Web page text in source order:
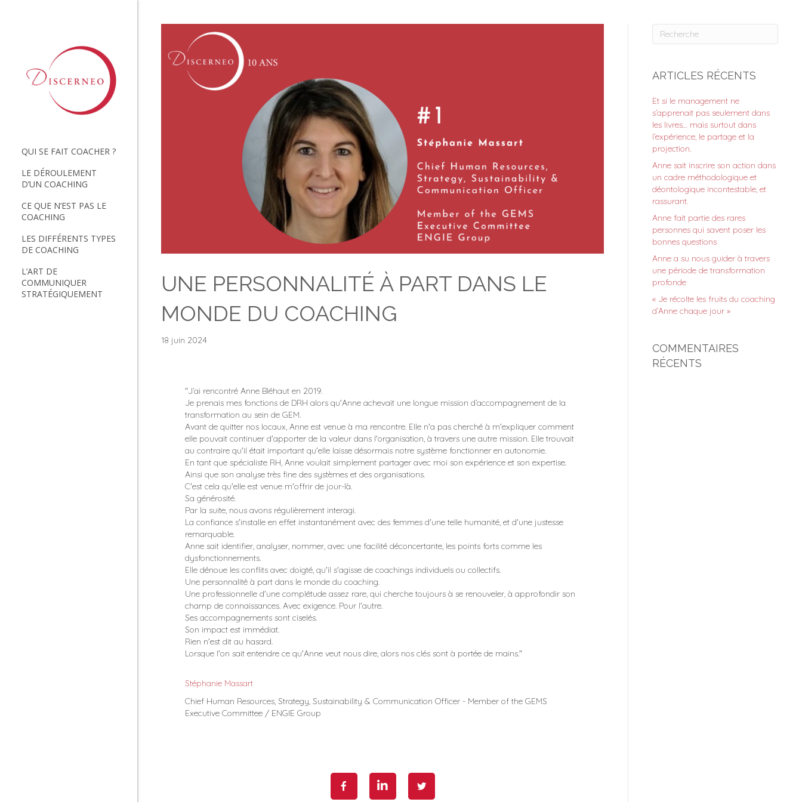
QUI SE FAIT COACHER ?
LE DÉROULEMENT
D’UN COACHING
CE QUE N’EST PAS LE
COACHING
LES DIFFÉRENTS TYPES
DE COACHING
L’ART DE
COMMUNIQUER
STRATÉGIQUEMENT
UNE PERSONNALITÉ À PART DANS LE
MONDE DU COACHING
18 juin 2024
"J’ai rencontré Anne Bléhaut en 2019.
Je prenais mes fonctions de DRH alors qu'Anne achevait une longue mission d’accompagnement de la
transformation au sein de GEM.
Avant de quitter nos locaux, Anne est venue à ma rencontre. Elle n'a pas cherché à m'expliquer comment
elle pouvait continuer d'apporter de la valeur dans l'organisation, à travers une autre mission. Elle trouvait
au contraire qu'il était important qu'elle laisse désormais notre système fonctionner en autonomie.
En tant que spécialiste RH, Anne voulait simplement partager avec moi son expérience et son expertise.
Ainsi que son analyse très fine des systèmes et des organisations.
C'est cela qu'elle est venue m'offrir de jour-là.
Sa générosité.
Par la suite, nous avons régulièrement interagi.
La confiance s'installe en effet instantanément avec des femmes d'une telle humanité, et d'une justesse
remarquable.
Anne sait identifier, analyser, nommer, avec une facilité déconcertante, les points forts comme les
dysfonctionnements.
Elle dénoue les conflits avec doigté, qu'il s'agisse de coachings individuels ou collectifs.
Une personnalité à part dans le monde du coaching.
Une professionnelle d'une complétude assez rare, qui cherche toujours à se renouveler, à approfondir son
champ de connaissances. Avec exigence. Pour l'autre.
Ses accompagnements sont ciselés.
Son impact est immédiat.
Rien n'est dit au hasard.
Lorsque l'on sait entendre ce qu'Anne veut nous dire, alors nos clés sont à portée de mains."
Stéphanie Massart
Chief Human Resources, Strategy, Sustainability & Communication Officer - Member of the GEMS
Executive Committee / ENGIE Group
ARTICLES RÉCENTS
Et si le management ne
s’apprenait pas seulement dans
les livres… mais surtout dans
l’expérience, le partage et la
projection.
Anne sait inscrire son action dans
un cadre méthodologique et
déontologique incontestable, et
rassurant.
Anne fait partie des rares
personnes qui savent poser les
bonnes questions
Anne a su nous guider à travers
une période de transformation
profonde
« Je récolte les fruits du coaching
d’Anne chaque jour »
COMMENTAIRES
RÉCENTS